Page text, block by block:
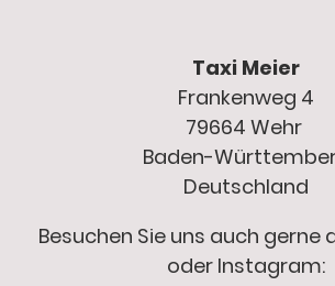
Taxi Meier
Frankenweg 4
79664 Wehr
Baden-
Deutschland
Besuchen Sie uns auch gerne
oder Instagram: